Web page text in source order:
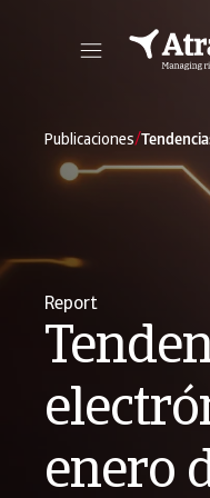
Publicaciones/
Report
enero